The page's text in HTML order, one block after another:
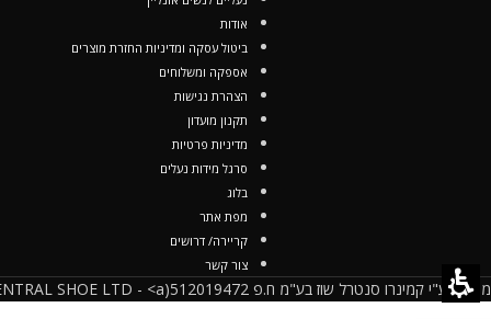
אודות
ביטול עסקה ומדיניות החזרת מוצרים
אספקה ומשלוחים
הצהרת נגישות
תקנון מועדון
מדיניות פרטיות
סרגל מידות נעלים
בלוג
מפת אתר
קריירה/ דרושים
צור קשר
מופעל ע"י קמינרו סנטרל שוז בע"מ ח.פ 512019472(CAMINARO CENTRAL SHOE LTD - <a